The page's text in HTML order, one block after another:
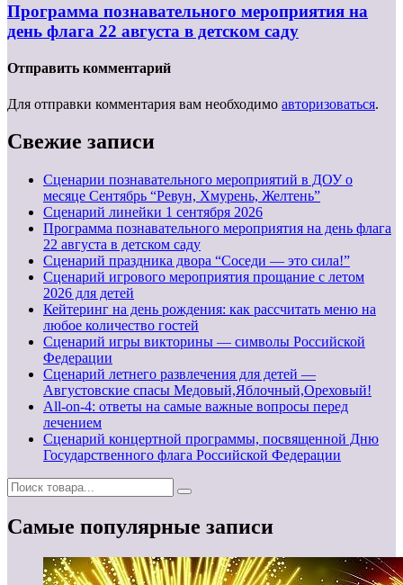
Программа познавательного мероприятия на
день флага 22 августа в детском саду
Отправить комментарий
Для отправки комментария вам необходимо авторизоваться.
Свежие записи
Сценарии познавательного мероприятий в ДОУ о
месяце Сентябрь “Ревун, Хмурень, Желтень”
Cценарий линейки 1 сентября 2026
Программа познавательного мероприятия на день флага
22 августа в детском саду
Сценарий праздника двора “Соседи — это сила!”
Сценарий игрового мероприятия прощание с летом
2026 для детей
Кейтеринг на день рождения: как рассчитать меню на
любое количество гостей
Сценарий игры викторины — символы Российской
Федерации
Сценарий летнего развлечения для детей —
Августовские спасы Медовый,Яблочный,Ореховый!
All-on-4: ответы на самые важные вопросы перед
лечением
Сценарий концертной программы, посвященной Дню
Государственного флага Российской Федерации
Самые популярные записи